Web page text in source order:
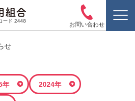
ード 2448
お問い合わせ
せ
年 2024年